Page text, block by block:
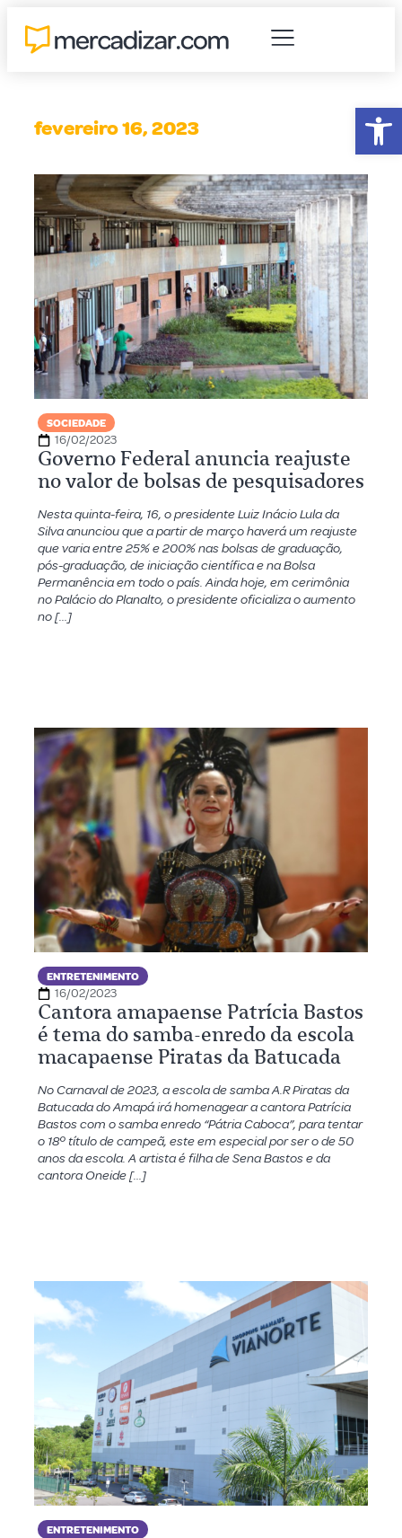
fevereiro 16, 2023
SOCIEDADE
16/02/2023
Governo Federal anuncia reajuste
no valor de bolsas de pesquisadores
Nesta quinta-feira, 16, o presidente Luiz Inácio Lula da
Silva anunciou que a partir de março haverá um reajuste
que varia entre 25% e 200% nas bolsas de graduação,
pós-graduação, de iniciação científica e na Bolsa
Permanência em todo o país. Ainda hoje, em cerimônia
no Palácio do Planalto, o presidente oficializa o aumento
no […]
ENTRETENIMENTO
16/02/2023
Cantora amapaense Patrícia Bastos
é tema do samba-enredo da escola
macapaense Piratas da Batucada
No Carnaval de 2023, a escola de samba A.R Piratas da
Batucada do Amapá irá homenagear a cantora Patrícia
Bastos com o samba enredo “Pátria Caboca”, para tentar
o 18º título de campeã, este em especial por ser o de 50
anos da escola. A artista é filha de Sena Bastos e da
cantora Oneide […]
ENTRETENIMENTO